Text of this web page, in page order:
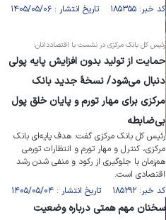
کد خبر: ۱۸۵۳۵۵ تاریخ انتشار : ۱۴۰۵/۰۵/۰۶
رئیس کل بانک مرکزی در نشست با اقتصاددانان:
حمایت از تولید بدون افزایش پایه پولی
دنبال می‌شود/ نسخۀ جدید بانک
مرکزی برای مهار تورم و پایان خلق پول
بی‌ضابطه
رئیس کل بانک مرکزی گفت: هدف پایه‌ای بانک
مرکزی، کنترل و مهار تورم و انتظارات تورمی
هم‌زمان با جلوگیری از رکود و منفی شدن رشد
اقتصادی است.
کد خبر: ۱۸۵۲۹۲ تاریخ انتشار : ۱۴۰۵/۰۵/۰۴
سخنان مهم همتی درباره وضعیت